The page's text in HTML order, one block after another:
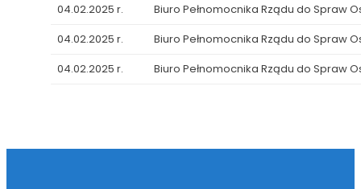
04.02.2025 r.
Biuro Pełnomocnika Rządu do Spraw
04.02.2025 r.
Biuro Pełnomocnika Rządu do Spraw
04.02.2025 r.
Biuro Pełnomocnika Rządu do Spraw